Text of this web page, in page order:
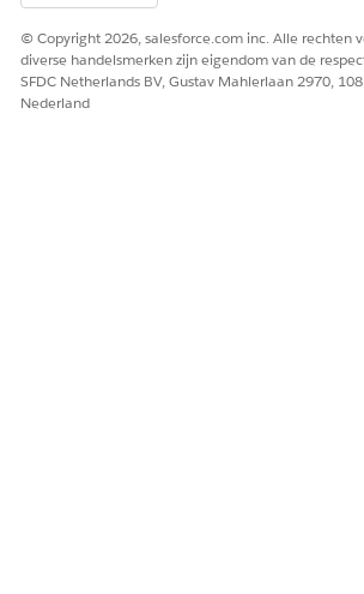
© Copyright 2026, salesforce.com inc. Alle rechten
diverse handelsmerken zijn eigendom van de
SFDC Netherlands BV, Gustav Mahlerlaan 2970,
Nederland